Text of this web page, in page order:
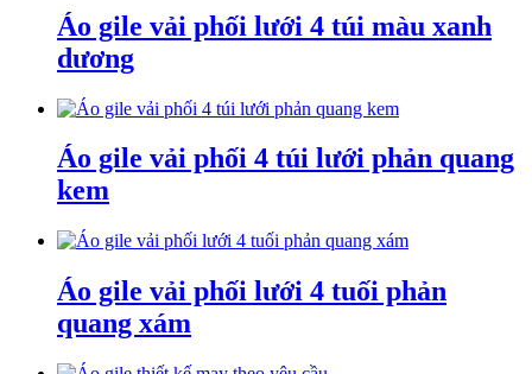
Áo gile vải phối lưới 4 túi màu xanh
dương
Áo gile vải phối 4 túi lưới phản quang
kem
Áo gile vải phối lưới 4 tuối phản
quang xám